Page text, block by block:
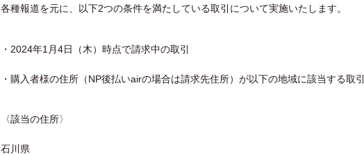
各種報道を元に、以下2つの条件を満たしている取引について実施いたします。
・2024年1月4日（木）時点で請求中の取引
・購入者様の住所（NP後払いairの場合は請求先住所）が以下の地域に該当する取引
〈該当の住所〉
石川県